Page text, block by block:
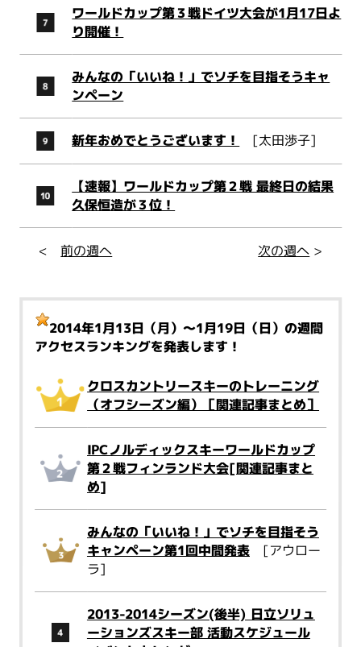
ワールドカップ第３戦ドイツ大会が1月17日よ
り開催！
みんなの「いいね！」でソチを目指そうキャ
ンペーン
新年おめでとうございます！ [太田渉子]
【速報】ワールドカップ第２戦 最終日の結果
久保恒造が３位！
<前の週へ 次の週へ >
2014年1月13日（月）～1月19日（日） の週間
アクセスランキングを発表します！
クロスカントリースキーのトレーニング
（オフシーズン編）［関連記事まとめ］
IPCノルディックスキーワールドカップ
第２戦フィンランド大会[関連記事まと
め]
みんなの「いいね！」でソチを目指そう
キャンペーン第1回中間発表[アウロー
ラ]
2013-2014シーズン(後半) 日立ソリュ
ーションズスキー部 活動スケジュール